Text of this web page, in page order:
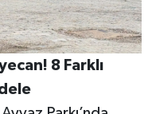
8 Farklı